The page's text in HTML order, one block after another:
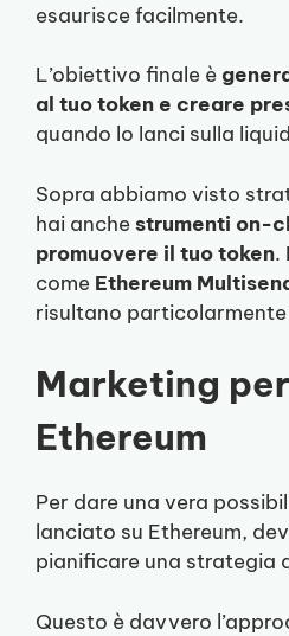
esaurisce facilmente.
L’obiettivo finale è
al tuo token e creare
quando lo lanci sulla
Sopra abbiamo visto
hai anche strumenti on-
promuovere il tuo token.
come Ethereum
risultano
Marketing
Ethereum
Per dare una vera
lanciato su Ethereum,
pianificare una strategia
Questo è davvero